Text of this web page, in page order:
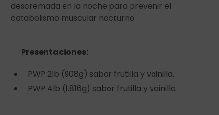
descremada en la noche para prevenir el
catabolismo muscular nocturno
Presentaciones:
PWP 2lb (908g) sabor frutilla y vainilla.
PWP 4lb (1.816g) sabor frutilla y vainilla.